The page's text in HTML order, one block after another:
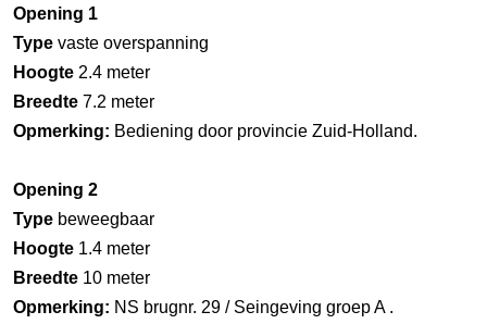
Opening 1
Type vaste overspanning
Hoogte 2.4 meter
Breedte 7.2 meter
Opmerking: Bediening door provincie Zuid-Holland.
Opening 2
Type beweegbaar
Hoogte 1.4 meter
Breedte 10 meter
Opmerking: NS brugnr. 29 / Seingeving groep A .